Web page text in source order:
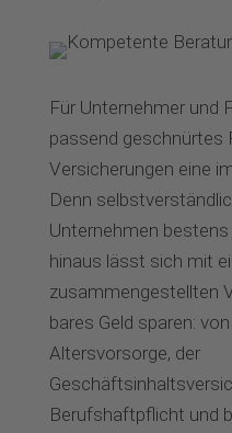
Für Unternehmer und
passend geschnürtes
Versicherungen eine
Denn
Unternehmen
hinaus lässt sich mit
zusammengestellten
bares Geld sparen:
Altersvorsorge, der
Berufshaftpflicht und